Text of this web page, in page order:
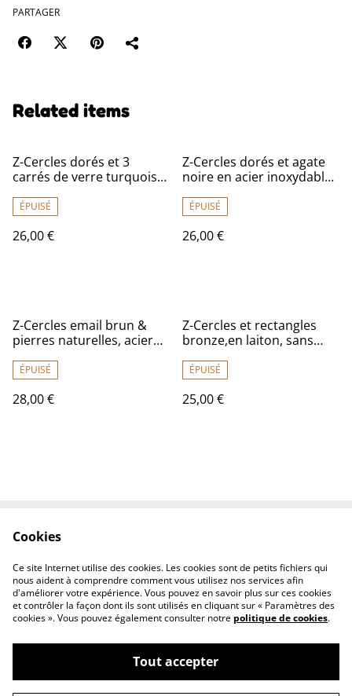
PARTAGER
Related items
Z-Cercles dorés et 3
carrés de verre turquoise
doré -sans nickel, pièce
unique
ÉPUISÉ
26,00 €
Z-Cercles dorés et agate
noire en acier inoxydable
ÉPUISÉ
26,00 €
Z-Cercles email brun &
pierres naturelles, acier
nickel, pièce unique
ÉPUISÉ
28,00 €
Z-Cercles et rectangles
bronze,en laiton, sans
ÉPUISÉ
25,00 €
Politique de
confidentialité
Politique de cookies
©2026Fleurs et lin boutique
Cookies
Ce site Internet utilise des cookies. Les cookies sont de petits fichiers qui
nous aident à comprendre comment vous utilisez nos services afin
d'améliorer votre expérience. Vous pouvez en savoir plus sur ces cookies
et contrôler la façon dont ils sont utilisés en cliquant sur « Paramètres des
cookies ». Vous pouvez également consulter notre politique de cookies.
Tout accepter